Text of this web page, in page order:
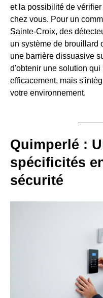
et la possibilité de
chez vous. Pour un
Sainte-Croix, des
un système de brouillard
une barrière dissuasive
d'obtenir une solution
efficacement, mais
votre environnement.
Quimperlé :
spécificités
sécurité